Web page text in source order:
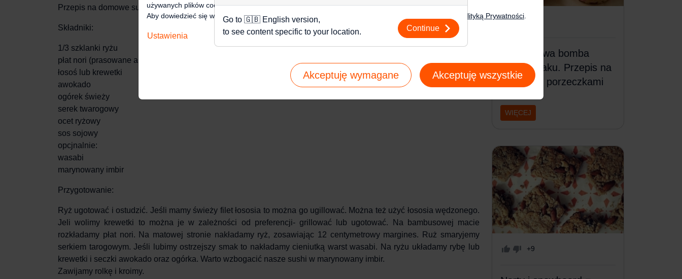
Przepis na domowe sushi:
Składniki:
1/3 szklanki ryżu
płat nori (prasowane algi morskie)
łosoś lub krewetki
awokado
ogórek świeży
serek twarogowy
ocet ryżowy
sos sojowy
opcjnalnie:
wasabi
marynowany imbir
Przygotowanie:
Ryż ugotować i ostudzić. Jeśli mamy świeży filet łososia to można go ugillować. Można też użyć łososia wędzonego.
Jeli wolimy krewetki to można je w zależności od preferencji- grillować lub ugotować. Na bambusowej macie
rozkładamy płat nori. Na matowej stronie nakładamy ryż, zosawiając 12 centymetrowy margines. Ruż smaryjemy
serkiem tarogowym. Jeśli lubimy ostrzejszy smak to nakładamy cieniutką warst wasabi. Na ryżu układamy rybę lub
krewetki i seczki awokado oraz ogórka. Warto wzbogacić nasze sushi w marynowany imbir.
Zawijamy rolkę i kroimy.
Witaminowa bomba
pełna smaku. Przepis na
muffinki z porzeczkami
WIĘCEJ
+9
używanych plików cookies.
Aby dowiedzieć się więcej o plikach cookie i tym, jak wykorzystujemy Twoje dane, odwiedź naszą
Polityką Prywatności
Ustawienia
Akceptuję wymagane Akceptuję wszystkie
Go to 🇬🇧 English version,
to see content specific to your location.
Continue